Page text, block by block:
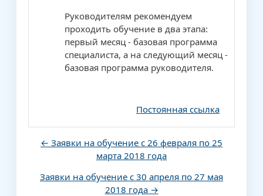
Руководителям рекомендуем
проходить обучение в два этапа:
первый месяц - базовая программа
специалиста, а на следующий месяц -
базовая программа руководителя.
Постоянная ссылка
← Заявки на обучение с 26 февраля по 25
марта 2018 года
Заявки на обучение с 30 апреля по 27 мая
2018 года →